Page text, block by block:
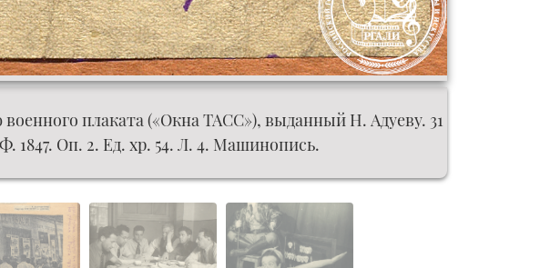
плаката («Окна ТАСС»), выданный Н. Адуеву. 31
1847. Оп. 2. Ед. хр. 54. Л. 4. Машинопись.